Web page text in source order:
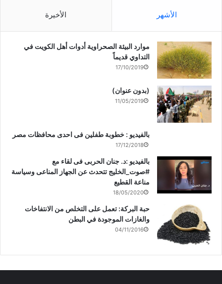
الأشهر الأخيرة
موارد البيئة الصحراوية أدوات أهل الكويت في
التداوي قديماً
17/10/2019
(بدون عنوان)
11/05/2019
بالفيديو : خطوبة طفلين فى احدى محافظات مصر
17/12/2018
بالفيديو :د. جنان الحربى فى لقاء مع
#صوت_الخليج تتحدث عن الجهاز المناعى وسياسة
مناعة القطيع
18/05/2020
حبة البركة: تعمل على التخلص من الانتفاخات
والغازات الموجودة في البطن
04/11/2016